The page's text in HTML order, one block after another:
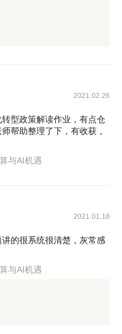
2021.02.26
型政策解读作业，有点仓
帮助整理了下，有收获，
与AI机遇
2021.01.18
的很系统很清楚，灰常感
与AI机遇